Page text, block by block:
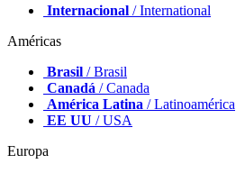
Internacional / International
Américas
Brasil / Brasil
Canadá / Canada
América Latina / Latinoamérica
EE UU / USA
Europa